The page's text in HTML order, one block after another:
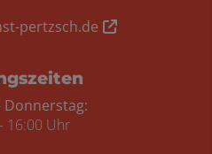
pertzsch.de
Donnerstag:
16:00 Uhr